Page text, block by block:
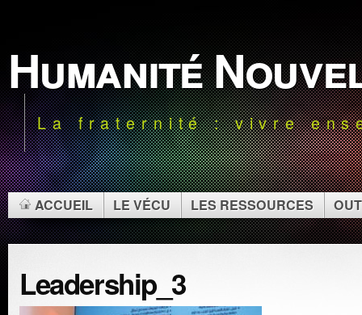
Humanité
La fraternité : vivre
ACCUEIL LE VÉCU LES RESSOURCES
Leadership_3